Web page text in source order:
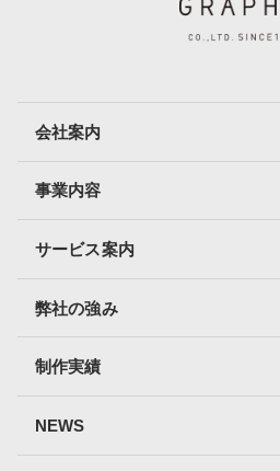
会社案内
事業内容
サービス案内
弊社の強み
制作実績
NEWS